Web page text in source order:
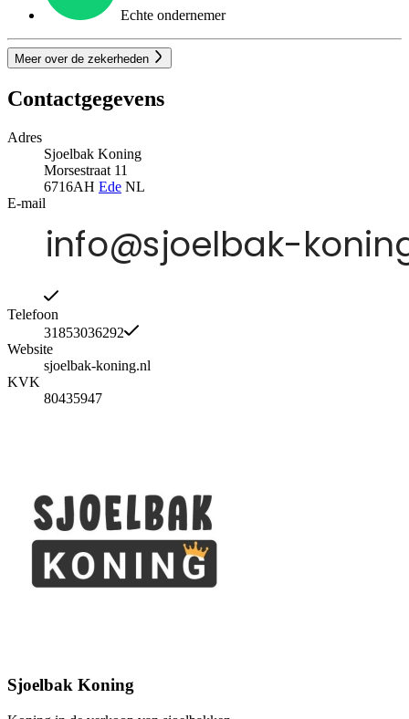
Echte ondernemer
Meer over de zekerheden
Contactgegevens
Adres
Sjoelbak Koning
Morsestraat 11
6716AH Ede NL
E-mail
Telefoon
31853036292
Website
sjoelbak-koning.nl
KVK
80435947
Sjoelbak Koning